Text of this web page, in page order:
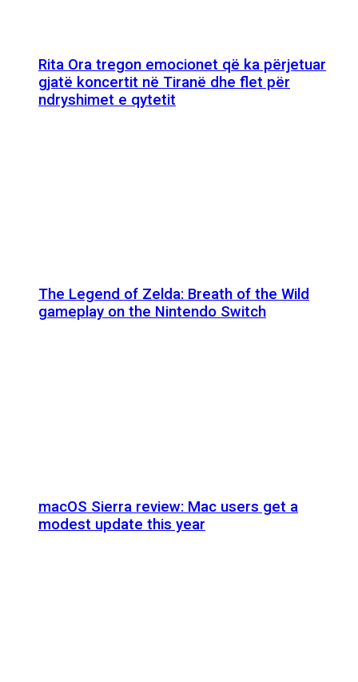
Rita Ora tregon emocionet që ka përjetuar
gjatë koncertit në Tiranë dhe flet për
ndryshimet e qytetit
The Legend of Zelda: Breath of the Wild
gameplay on the Nintendo Switch
macOS Sierra review: Mac users get a
modest update this year